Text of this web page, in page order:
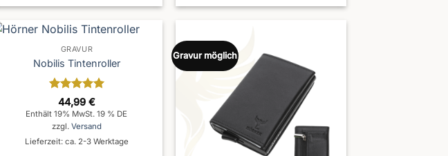
GRAVUR
Nobilis Tintenroller
Bewertet
mit5von
44,99 €
Enthält 19% MwSt. 19 % DE
zzgl. Versand
Lieferzeit: ca. 2-3 Werktage
Gravur möglich